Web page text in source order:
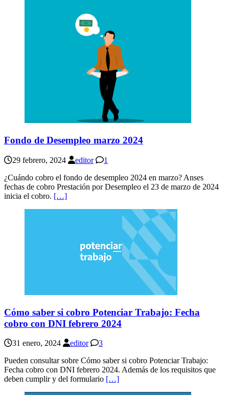
Fondo de Desempleo marzo 2024
29 febrero, 2024 editor
1
¿Cuándo cobro el fondo de desempleo 2024 en marzo? Anses
fechas de cobro Prestación por Desempleo el 23 de marzo de 2024
inicia el cobro. […]
Cómo saber si cobro Potenciar Trabajo: Fecha
cobro con DNI febrero 2024
31 enero, 2024 editor
3
Pueden consultar sobre Cómo saber si cobro Potenciar Trabajo:
Fecha cobro con DNI febrero 2024. Además de los requisitos que
deben cumplir y del formulario […]